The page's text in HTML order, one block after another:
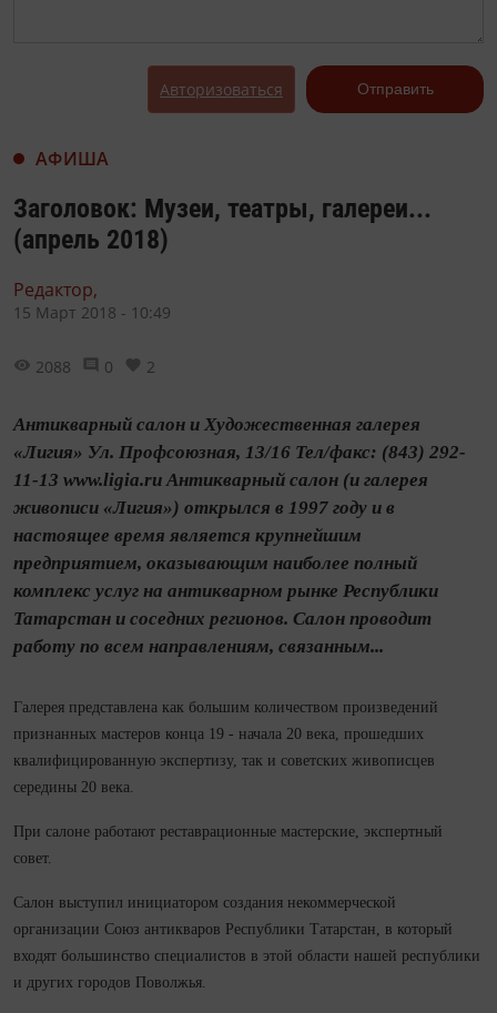
Авторизоваться Отправить
АФИША
Заголовок: Музеи, театры, галереи...
(апрель 2018)
Редактор,
15 Март 2018 - 10:49
2088 0 2
Антикварный салон и Художественная галерея
«Лигия» Ул. Профсоюзная, 13/16 Тел/факс: (843) 292-
11-13 www.ligia.ru Антикварный салон (и галерея
живописи «Лигия») открылся в 1997 году и в
настоящее время является крупнейшим
предприятием, оказывающим наиболее полный
комплекс услуг на антикварном рынке Респуб­лики
Татарстан и соседних регионов. Салон проводит
работу по всем направлениям, связанным...
Галерея представлена как большим количеством произведений
признанных мастеров конца 19 - начала 20 века, прошедших
квалифицированную экспертизу, так и советских живописцев
середины 20 века.
При салоне работают реставрационные мастерские, экспертный
совет.
Салон выступил инициатором со­здания некоммерческой
организации Союз антикваров Респуб­лики Татарстан, в который
входят большинство спе­циа­листов в этой области нашей респуб­лики
и других городов Поволжья.